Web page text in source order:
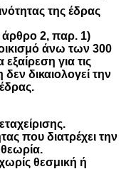
της έδρας
άρθρο 2, παρ. 1)
άνω των 300
για τις
δικαιολογεί την
που διατρέχει την
θεωρία.
χωρίς θεσμική ή